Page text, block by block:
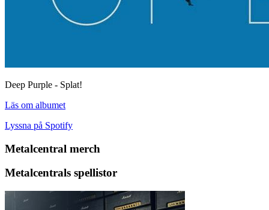
Deep Purple - Splat!
Läs om albumet
Lyssna på Spotify
Metalcentral merch
Metalcentrals spellistor